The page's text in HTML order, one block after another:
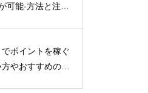
可能-方法と注意
でポイントを稼ぐ
やおすすめのマ